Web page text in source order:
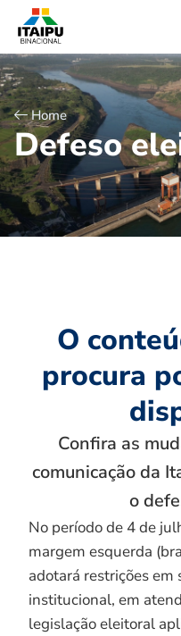
Home
Defeso ele
O
procura
Confira as
comunicação da
o
No período de 4 de
margem esquerda
adotará restrições em
institucional, em
legislação eleitoral